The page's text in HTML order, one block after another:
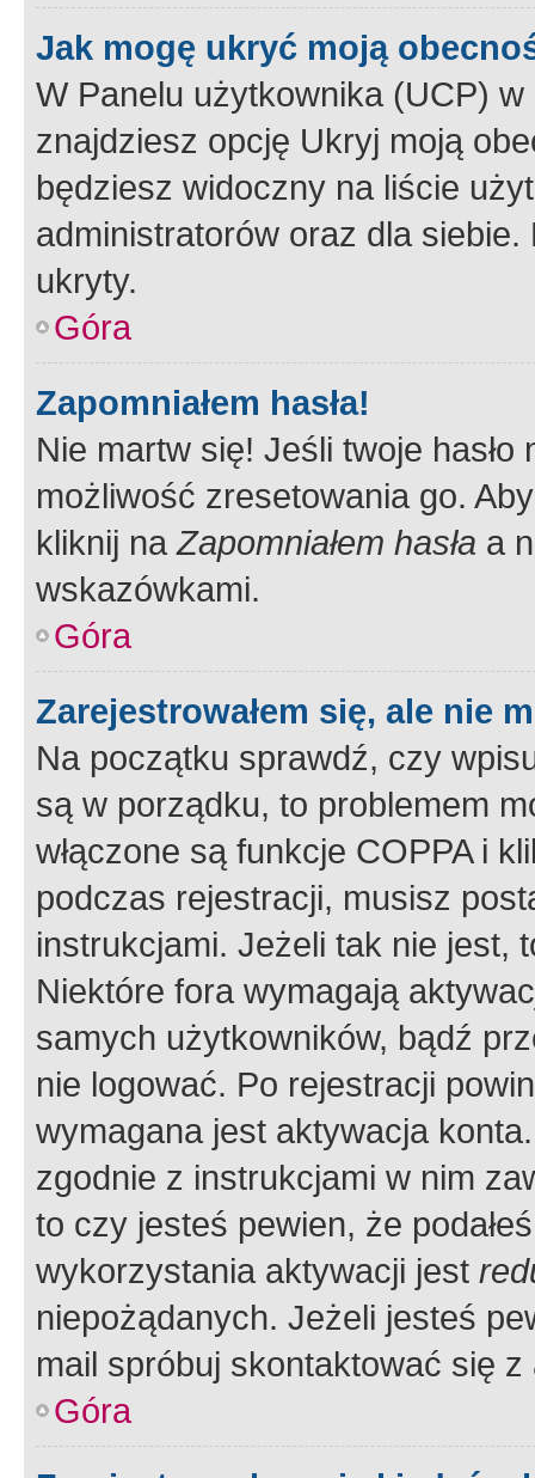
Jak mogę ukryć moją
W Panelu użytkownika (UCP) w
znajdziesz opcję Ukryj moją
będziesz widoczny na liście
administratorów oraz dla
ukryty.
Góra
Zapomniałem hasła!
Nie martw się! Jeśli twoje
możliwość zresetowania go.
kliknij naZapomniałem hasła a
wskazówkami.
Góra
Zarejestrowałem się, ale nie
Na początku sprawdź, czy
są w porządku, to problemem
włączone są funkcje COPPA i
podczas rejestracji, musisz
instrukcjami. Jeżeli tak nie jest,
Niektóre fora wymagają
samych użytkowników, bądź
nie logować. Po rejestracji
wymagana jest aktywacja
zgodnie z instrukcjami w nim
to czy jesteś pewien, że
wykorzystania aktywacji jest
niepożądanych. Jeżeli jesteś
mail spróbuj skontaktować się
Góra